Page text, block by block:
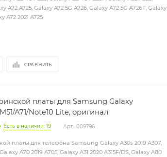
A72 A725, Galaxy A72 5G A726, Galaxy A72 5G A726F, Galaxy
A72 2021 A725
СРАВНИТЬ
платы для Samsung Galaxy
A71/Note10 Lite, оригинал
Есть в наличии: 19 Арт.: 009796
платы для телефона Samsung Galaxy A30s 2019 A307,
A70 2019 A705, Galaxy A31 2020 A315F/DS, Galaxy A80